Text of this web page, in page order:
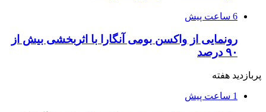
6 ساعت پیش
رونمایی از واکسن بومی آنگارا با اثربخشی بیش از
۹۰ درصد
پربازدید هفته
1 ساعت پیش